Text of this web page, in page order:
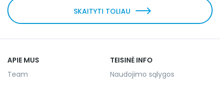
SKAITYTI TOLIAU
APIE MUS
Team
TEISINĖ INFO
Naudojimo sąlygos